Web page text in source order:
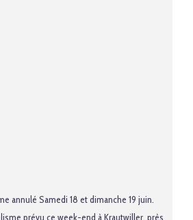
annulé Samedi 18 et dimanche 19 juin.
prévu ce week-end à Krautwiller, près